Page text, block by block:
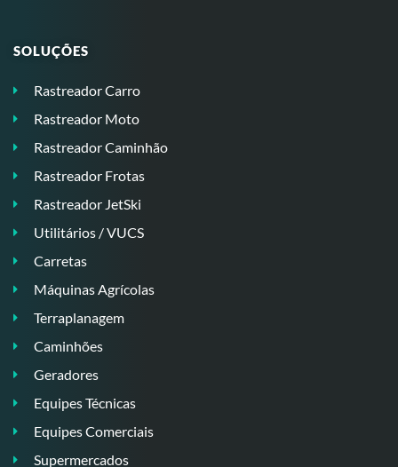
SOLUÇÕES
Rastreador Carro
Rastreador Moto
Rastreador Caminhão
Rastreador Frotas
Rastreador JetSki
Utilitários / VUCS
Carretas
Máquinas Agrícolas
Terraplanagem
Caminhões
Geradores
Equipes Técnicas
Equipes Comerciais
Supermercados